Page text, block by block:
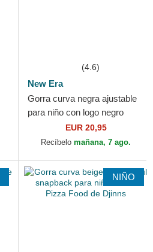
(4.6)
New Era
Gorra curva negra ajustable
para niño con logo negro
9FORTY League Essential
de New York Yankees...
EUR 20,95
Recíbelo mañana, 7 ago.
NIÑO